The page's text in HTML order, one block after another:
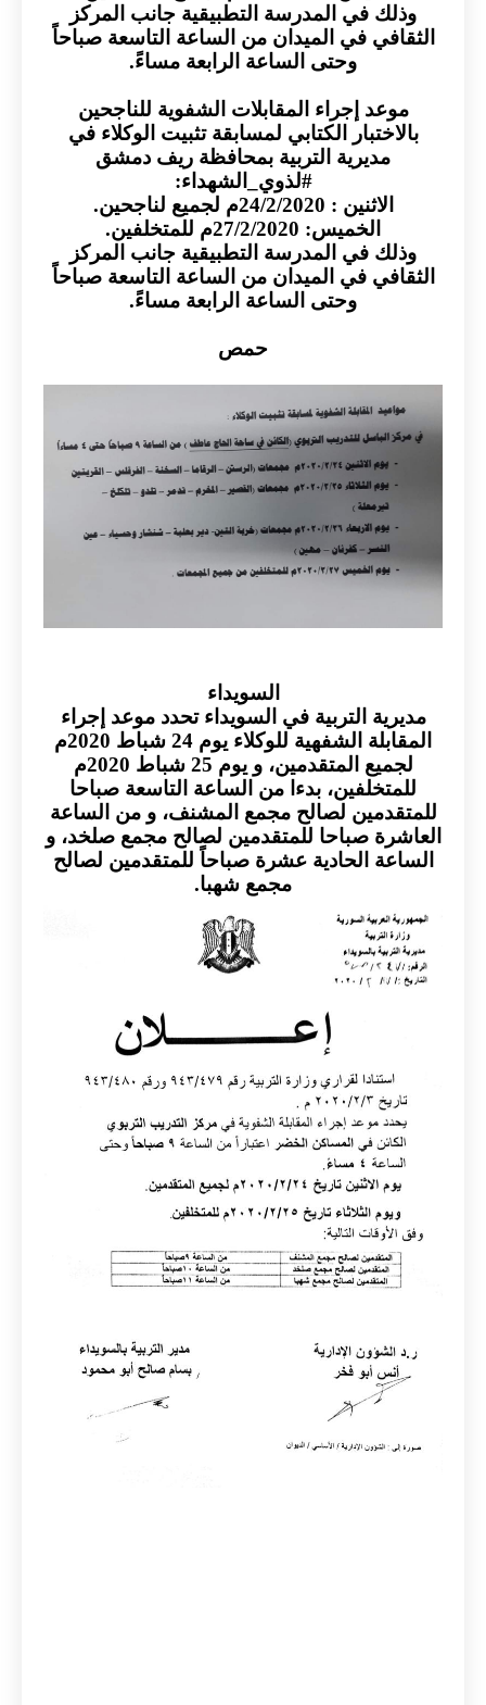
في المدرسة التطبيقية جانب المركز
في الميدان من الساعة التاسعة صباحاً
وحتى الساعة الرابعة مساءً.
إجراء المقابلات الشفوية للناجحين
الكتابي لمسابقة تثبيت الوكلاء في
مديرية التربية بمحافظة ريف دمشق
#لذوي_الشهداء:
في المدرسة التطبيقية جانب المركز
في الميدان من الساعة التاسعة صباحاً
وحتى الساعة الرابعة مساءً.
التربية في السويداء تحدد موعد إجراء
المقابلة الشفهية للوكلاء يوم 24 شباط 2020م
لجميع المتقدمين، و يوم 25 شباط 2020م
بدءا من الساعة التاسعة صباحا
لصالح مجمع المشنف، و من الساعة
صباحا للمتقدمين لصالح مجمع صلخد، و
الحادية عشرة صباحاً للمتقدمين لصالح
مجمع شهبا.